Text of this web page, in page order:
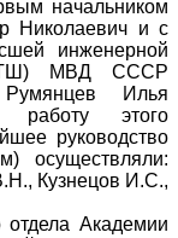
начальником
Николаевич и с
инженерной
МВД СССР
Румянцев Илья
работу этого
руководство
осуществляли:
Кузнецов И.С.,
Академии